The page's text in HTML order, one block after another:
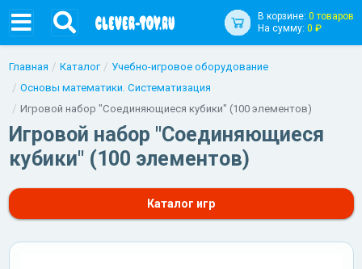
В корзине: 0 товаров
На сумму: 0 ₽
Главная Каталог
Учебно-игровое оборудование
Основы математики. Систематизация
Игровой набор "Соединяющиеся кубики" (100 элементов)
Игровой набор "Соединяющиеся
кубики" (100 элементов)
Каталог игр